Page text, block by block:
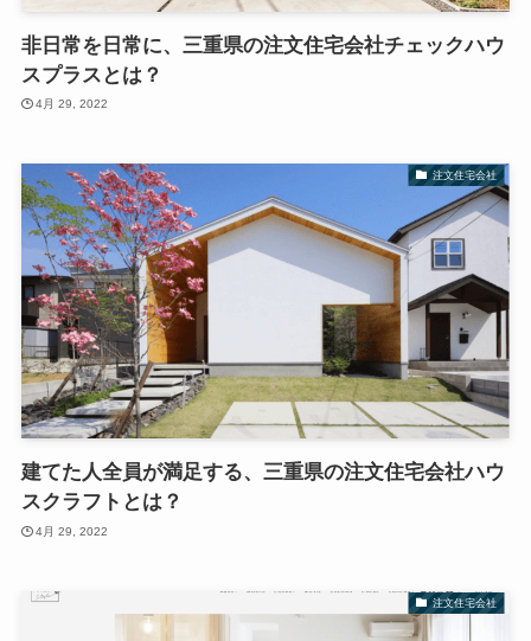
非日常を日常に、三重県の注文住宅会社チェックハウ
スプラスとは？
4月 29, 2022
注文住宅会社
建てた人全員が満足する、三重県の注文住宅会社ハウ
スクラフトとは？
4月 29, 2022
注文住宅会社